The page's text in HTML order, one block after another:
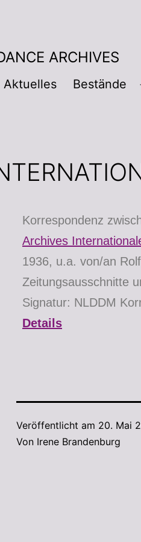
ARCHIVES
Aktuelles Bestände
Korrespondenz
Archives
1936, u.a. von/an
Zeitungsausschnitte
Signatur: NLDDM
Details
Veröffentlicht am 20. Mai
Von Irene Brandenburg